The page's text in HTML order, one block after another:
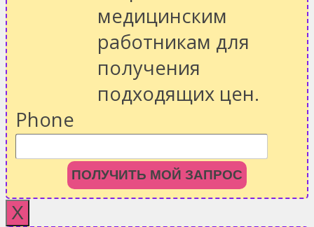
медицинским
работникам для
получения
подходящих цен.
Phone
ПОЛУЧИТЬ МОЙ ЗАПРОС
X